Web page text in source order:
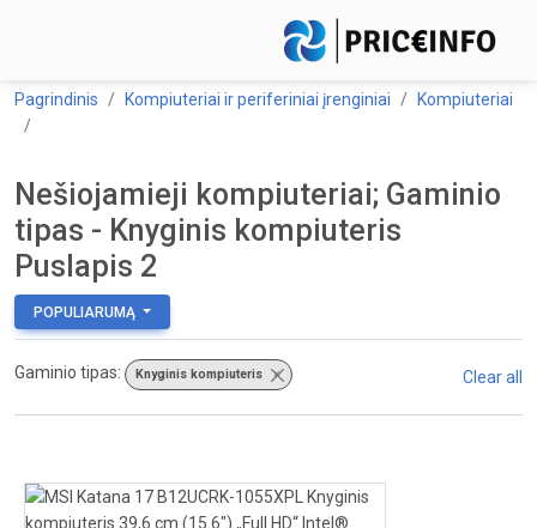
Pagrindinis Kompiuteriai ir periferiniai įrenginiai Kompiuteriai
Nešiojamieji kompiuteriai; Gaminio
tipas - Knyginis kompiuteris
Puslapis 2
POPULIARUMĄ
Gaminio tipas: Knyginis kompiuteris × Clear all